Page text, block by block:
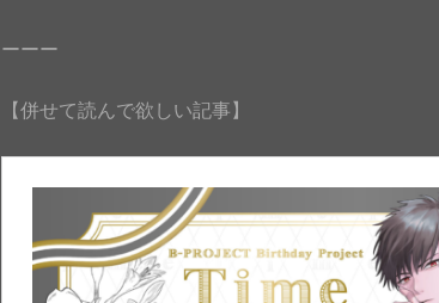
ーーー
【併せて読んで欲しい記事】